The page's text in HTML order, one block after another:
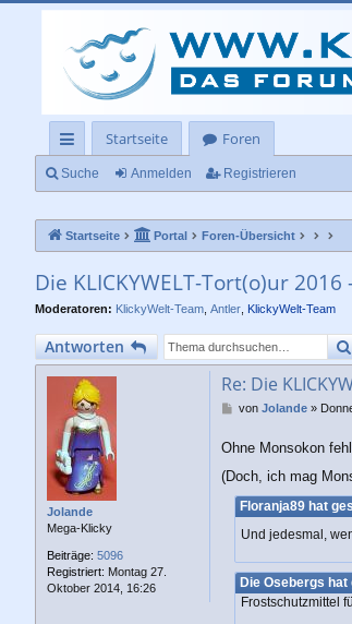
ch
llz
rif
f
Startseite Foren
Suche Anmelden Registrieren
Startseite Portal Foren-Übersicht
Die KLICKYWELT-Tort(o)ur
Moderatoren: KlickyWelt-Team Antler KlickyWelt-Team
Antworten
Jolande
Mega-Klicky
Beiträge: 5096
Registriert: Montag 27.
Oktober 2014, 16:26
Re: Die
B
i
t
r
von Jolande»
Ohne Monsokon
(Doch, ich mag
Floranja89 hat
Und jedesmal,
Die Osebergs
Frostschutzmittel